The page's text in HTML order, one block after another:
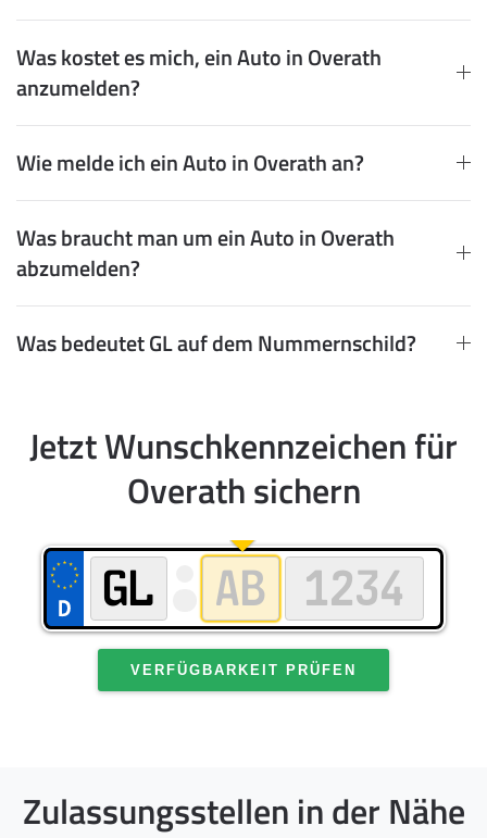
Was kostet es mich, ein Auto in Overath
anzumelden?
Wie melde ich ein Auto in Overath an?
Was braucht man um ein Auto in Overath
abzumelden?
Was bedeutet GL auf dem Nummernschild?
Jetzt Wunschkennzeichen für
Overath sichern
VERFÜGBARKEIT PRÜFEN
Zulassungsstellen in der Nähe